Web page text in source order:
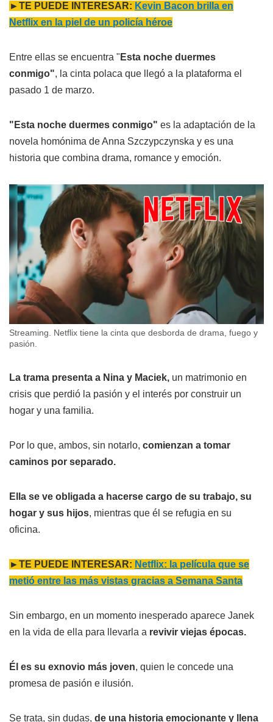
►TE PUEDE INTERESAR: Kevin Bacon brilla en
Netflix en la piel de un policía héroe
Entre ellas se encuentra " Esta noche duermes
conmigo", la cinta polaca que llegó a la plataforma el
pasado 1 de marzo.
"Esta noche duermes conmigo" es la adaptación de la
novela homónima de Anna Szczypczynska y es una
historia que combina drama, romance y emoción.
Streaming. Netflix tiene la cinta que desborda de drama, fuego y
pasión.
La trama presenta a Nina y Maciek, un matrimonio en
crisis que perdió la pasión y el interés por construir un
hogar y una familia.
Por lo que, ambos, sin notarlo, comienzan a tomar
caminos por separado.
Ella se ve obligada a hacerse cargo de su trabajo, su
hogar y sus hijos, mientras que él se refugia en su
oficina.
►TE PUEDE INTERESAR: Netflix: la película que se
metió entre las más vistas gracias a Semana Santa
Sin embargo, en un momento inesperado aparece Janek
en la vida de ella para llevarla a revivir viejas épocas.
Él es su exnovio más joven, quien le concede una
promesa de pasión e ilusión.
Se trata, sin dudas, de una historia emocionante y llena